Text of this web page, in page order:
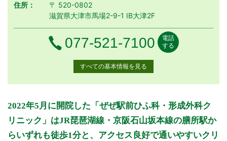
住所：
〒 520-0802
滋賀県大津市馬場2-9-1 IB大津2F
電話番号
077-521-7100
電話
する
すべての基本情報を見る
診療時間 月月曜日
火 火曜日
水水曜日
木 木曜日
金 金曜日
土土曜日
日日曜日
祝
9:00 - 12:00
○ 休 ○ ○ ○ 休
休
16:00 - 19:00
○ 休 ○ ○ 休 休 休
2022年5月に開院した「ぜぜ駅前ひふ科・形成外科ク
リニック」はJR琵琶湖線・京阪石山坂本線の膳所駅か
らいずれも徒歩1分と、アクセス良好で通いやすいクリ